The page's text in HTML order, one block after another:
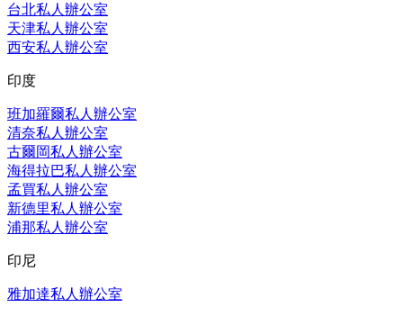
台北私人辦公室
天津私人辦公室
西安私人辦公室
印度
班加羅爾私人辦公室
清奈私人辦公室
古爾岡私人辦公室
海得拉巴私人辦公室
孟買私人辦公室
新德里私人辦公室
浦那私人辦公室
印尼
雅加達私人辦公室